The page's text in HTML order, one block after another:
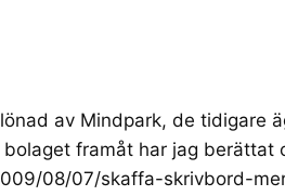
av Mindpark, de tidigare
framåt har jag berättat
08/07/skaffa-skrivbord-